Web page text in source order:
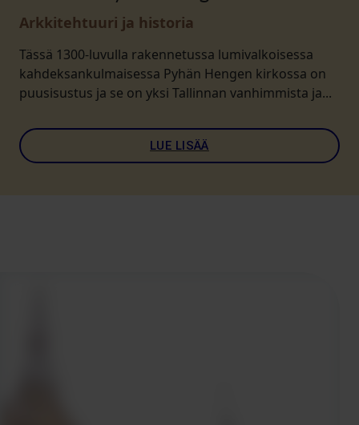
Arkkitehtuuri ja historia
Tässä 1300-luvulla rakennetussa lumivalkoisessa
kahdeksankulmaisessa Pyhän Hengen kirkossa on
puusisustus ja se on yksi Tallinnan vanhimmista ja...
LUE LISÄÄ